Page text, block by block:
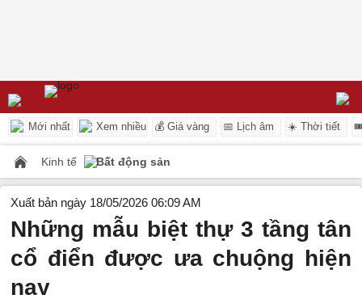
Mới nhất Xem nhiều 💰 Giá vàng 📅 Lịch âm ☀️ Thời tiết
Kinh tế Bất động sản
Xuất bản ngày 18/05/2026 06:09 AM
Những mẫu biệt thự 3 tầng tân
cổ điển được ưa chuộng hiện
nay